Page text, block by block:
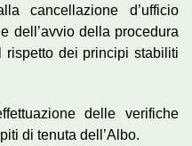
cancellazione d’ufficio
dell’avvio della procedura
rispetto dei principi stabiliti
delle verifiche
di tenuta dell’Albo.